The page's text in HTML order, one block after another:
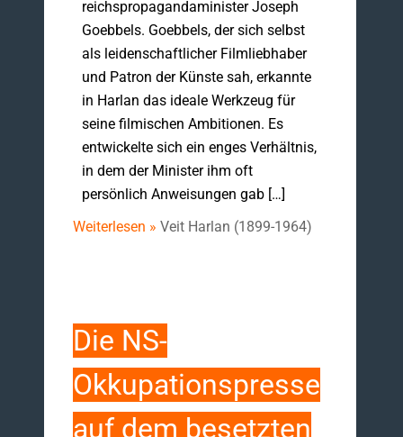
reichspropagandaminister Joseph
Goebbels. Goebbels, der sich selbst
als leidenschaftlicher Filmliebhaber
und Patron der Künste sah, erkannte
in Harlan das ideale Werkzeug für
seine filmischen Ambitionen. Es
entwickelte sich ein enges Verhältnis,
in dem der Minister ihm oft
persönlich Anweisungen gab […]
Weiterlesen » Veit Harlan (1899-1964)
Die NS-
Okkupationspresse
auf dem besetzten